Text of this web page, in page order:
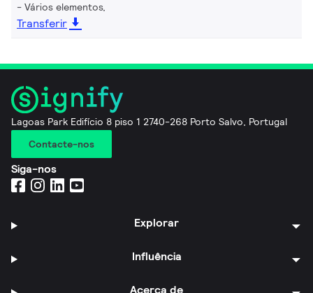
Vários elementos,
Transferir
Lagoas Park Edifício 8 piso 1 2740-268 Porto Salvo, Portugal
Contacte-nos
Siga-nos
Explorar
Influência
Acerca de